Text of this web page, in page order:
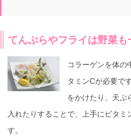
てんぷらやフライは野菜も
コラーゲンを体の
タミンCが必要で
をかけたり、天ぷ
入れたりすることで、上手にビタミ
す。